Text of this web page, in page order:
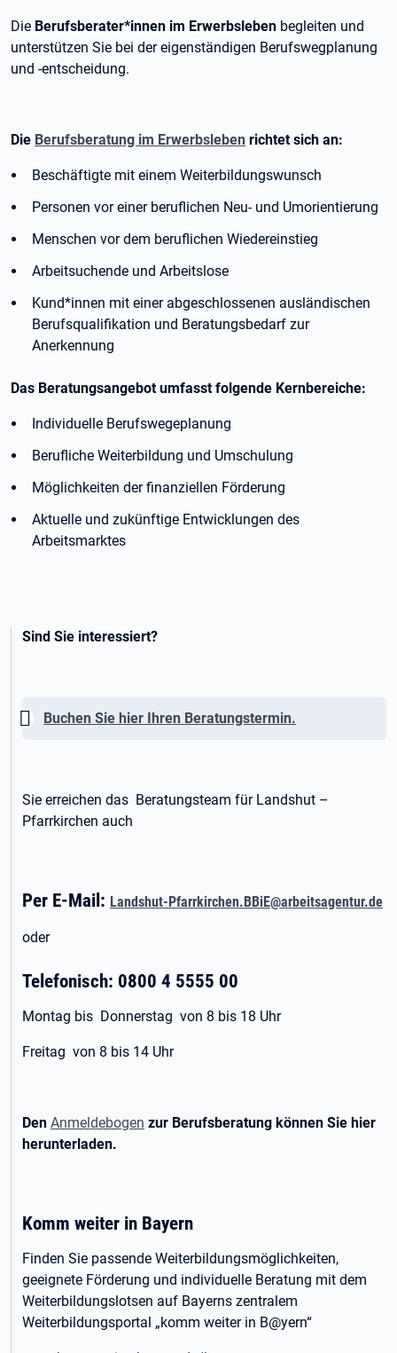
Die Berufsberater*innen im Erwerbsleben begleiten und
unterstützen Sie bei der eigenständigen Berufswegplanung
und -entscheidung.
Die Berufsberatung im Erwerbsleben richtet sich an:
Beschäftigte mit einem Weiterbildungswunsch
Personen vor einer beruflichen Neu- und Umorientierung
Menschen vor dem beruflichen Wiedereinstieg
Arbeitsuchende und Arbeitslose
Kund*innen mit einer abgeschlossenen ausländischen
Berufsqualifikation und Beratungsbedarf zur
Anerkennung
Das Beratungsangebot umfasst folgende Kernbereiche:
Individuelle Berufswegeplanung
Berufliche Weiterbildung und Umschulung
Möglichkeiten der finanziellen Förderung
Aktuelle und zukünftige Entwicklungen des
Arbeitsmarktes
Sind Sie interessiert?
Wichtig:
Buchen Sie hier Ihren Beratungstermin.
Sie erreichen das Beratungsteam für Landshut –
Pfarrkirchen auch
Per E-Mail: Landshut-Pfarrkirchen.BBiE@arbeitsagentur.de
oder
Telefonisch: 0800 4 5555 00
Montag bis Donnerstag von 8 bis 18 Uhr
Freitag von 8 bis 14 Uhr
Den Anmeldebogen zur Berufsberatung können Sie hier
herunterladen.
Komm weiter in Bayern
Finden Sie passende Weiterbildungsmöglichkeiten,
geeignete Förderung und individuelle Beratung mit dem
Weiterbildungslotsen auf Bayerns zentralem
Weiterbildungsportal „komm weiter in B@yern“